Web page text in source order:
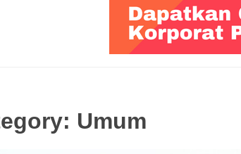
Umum